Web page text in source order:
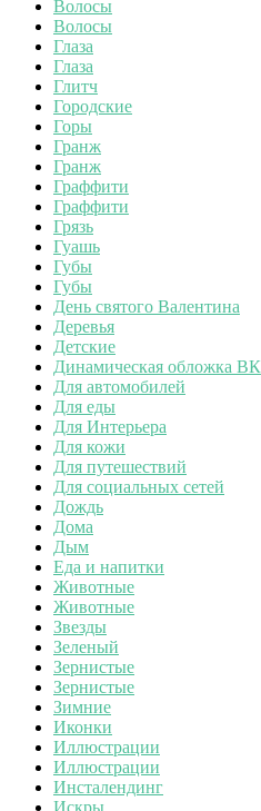
Волосы
Волосы
Глаза
Глаза
Глитч
Городские
Горы
Гранж
Гранж
Граффити
Граффити
Грязь
Гуашь
Губы
Губы
День святого Валентина
Деревья
Детские
Динамическая обложка ВК
Для автомобилей
Для еды
Для Интерьера
Для кожи
Для путешествий
Для социальных сетей
Дождь
Дома
Дым
Еда и напитки
Животные
Животные
Звезды
Зеленый
Зернистые
Зернистые
Зимние
Иконки
Иллюстрации
Иллюстрации
Инсталендинг
Искры